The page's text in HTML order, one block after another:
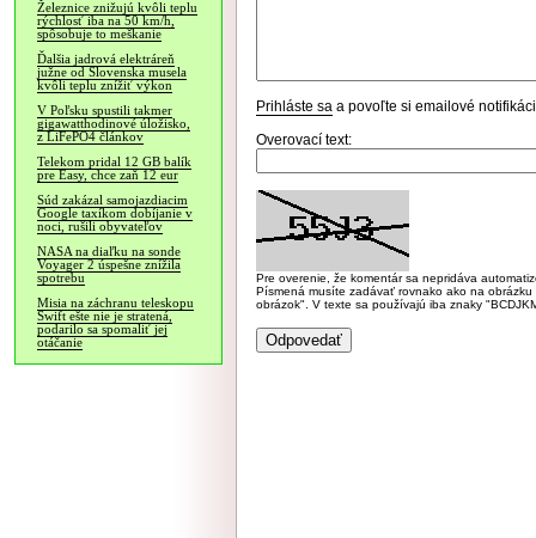
Železnice znižujú kvôli teplu
rýchlosť iba na 50 km/h,
spôsobuje to meškanie
Ďalšia jadrová elektráreň
južne od Slovenska musela
kvôli teplu znížiť výkon
V Poľsku spustili takmer
gigawatthodinové úložisko,
z LiFePO4 článkov
Telekom pridal 12 GB balík
pre Easy, chce zaň 12 eur
Súd zakázal samojazdiacim
Google taxíkom dobíjanie v
noci, rušili obyvateľov
NASA na diaľku na sonde
Voyager 2 úspešne znížila
spotrebu
Misia na záchranu teleskopu
Swift ešte nie je stratená,
podarilo sa spomaliť jej
otáčanie
Prihláste sa a povoľte si emailové
Overovací text:
Pre overenie, že komentár sa nepridáva
Písmená musíte zadávať rovnako ako na
obrázok". V texte sa používajú iba znaky